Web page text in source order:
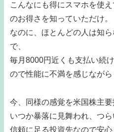
こんなにも得にスマホを使
のお得さを知っていただけ。
なのに、ほとんどの人は知
で、
毎月8000円近くも支払い続
ので性能に不満を感じながら
今、同様の感覚を米国株主要
いつか暴落に見舞われ、つ
信頼に足る投資先なので安心